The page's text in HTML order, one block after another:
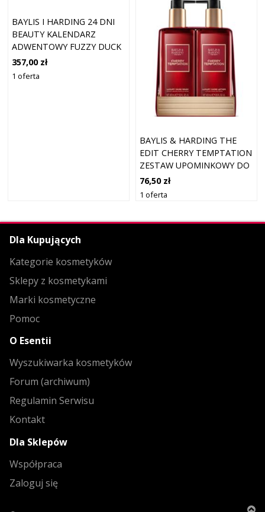
BAYLIS I HARDING 24 DNI
BEAUTY KALENDARZ
ADWENTOWY FUZZY DUCK
357,00 zł
1 oferta
BAYLIS & HARDING THE
EDIT CHERRY TEMPTATION
ZESTAW UPOMINKOWY DO
RĄK
76,50 zł
1 oferta
Dla Kupujących
Kategorie kosmetyków
Sklepy z kosmetykami
Marki kosmetyczne
Pomoc
O Esentii
Wyszukiwarka kosmetyków
Forum (archiwum)
Regulamin Serwisu
Kontakt
Dla Sklepów
Współpraca
Zaloguj się